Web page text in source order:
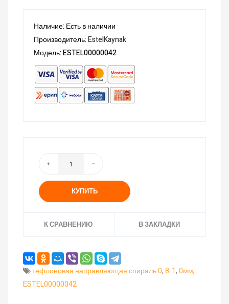
Наличие: Есть в наличии
Производитель:EstelKaynak
Модель: ESTEL00000042
КУПИТЬ
К СРАВНЕНИЮ В ЗАКЛАДКИ
тефлоновая направляющая спираль 0,8-1,0мм,
ESTEL00000042